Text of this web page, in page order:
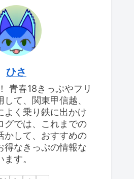
ひさ
青春18きっぷやフリ
て、関東甲信越、
よく乗り鉄に出かけ
グでは、これまでの
かして、おすすめの
得なきっぷの情報な
す。